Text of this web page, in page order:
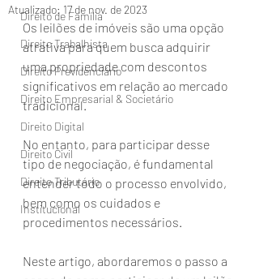
Direito de Família
Direito Trabalhista
Direito Previdenciário
Direito Empresarial & Societário
Direito Digital
Direito Civil
Direito Tributário
Institucional
Atualizado: 17 de nov. de 2023
Os leilões de imóveis são uma opção
atrativa para quem busca adquirir
uma propriedade com descontos
significativos em relação ao mercado
tradicional.
No entanto, para participar desse
tipo de negociação, é fundamental
entender todo o processo envolvido,
bem como os cuidados e
procedimentos necessários.
Neste artigo, abordaremos o passo a